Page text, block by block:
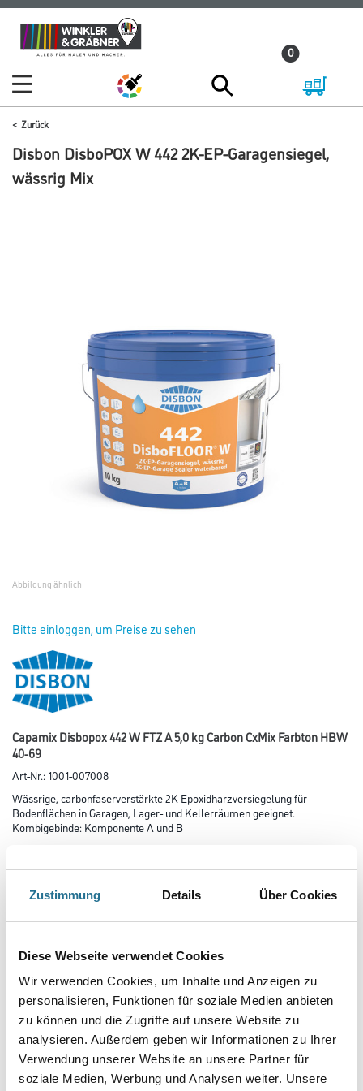
Zustimmung Details Über Cookies
Diese Webseite verwendet Cookies
Wir verwenden Cookies, um Inhalte und Anzeigen zu
personalisieren, Funktionen für soziale Medien anbieten
zu können und die Zugriffe auf unsere Website zu
analysieren. Außerdem geben wir Informationen zu Ihrer
Verwendung unserer Website an unsere Partner für
soziale Medien, Werbung und Analysen weiter. Unsere
Zum
Inhalt
Zum
Navigationsmenü
0
Zurück
Disbon DisboPOX W 442 2K-EP-Garagensiegel,
wässrig Mix
Abbildung ähnlich
Bitte einloggen, um Preise zu sehen
Capamix Disbopox 442 W FTZ A 5,0 kg Carbon CxMix Farbton HBW
40-69
Art-Nr.:1001-007008
Wässrige, carbonfaserverstärkte 2K-Epoxidharzversiegelung für
Bodenflächen in Garagen, Lager- und Kellerräumen geeignet.
Kombigebinde: Komponente A und B
Glanzgrad
Gebinde